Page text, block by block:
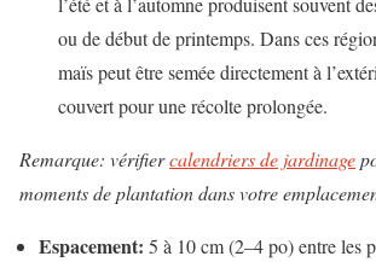
ou de début de printemps. Dans ces
maïs peut être semée directement à
couvert pour une récolte prolongée.
Remarque: vérifiercalendriers de jardinage
moments de plantation dans votre
Espacement: 5 à 10 cm (2–4 po) entre les